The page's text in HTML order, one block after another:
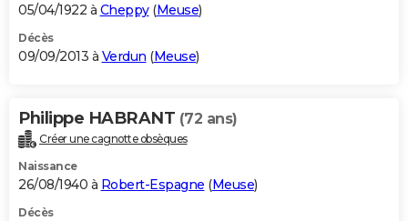
05/04/1922 à Cheppy(Meuse)
Décès
09/09/2013 à Verdun (Meuse)
Philippe HABRANT (72 ans)
Créer une cagnotte obsèques
Naissance
26/08/1940 à Robert-Espagne (Meuse)
Décès